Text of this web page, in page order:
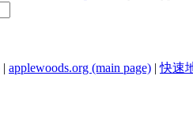
applewoods.org (main page) |快速